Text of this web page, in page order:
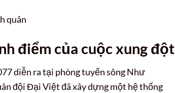
điểm của cuộc xung đột
diễn ra tại phòng tuyến sông Như
đội Đại Việt đã xây dựng một hệ thống